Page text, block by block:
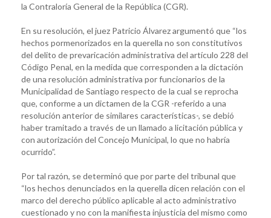
la Contraloría General de la República (CGR).
En su resolución, el juez Patricio Álvarez argumentó que “los
hechos pormenorizados en la querella no son constitutivos
del delito de prevaricación administrativa del artículo 228 del
Código Penal, en la medida que corresponden a la dictación
de una resolución administrativa por funcionarios de la
Municipalidad de Santiago respecto de la cual se reprocha
que, conforme a un dictamen de la CGR -referido a una
resolución anterior de similares características-, se debió
haber tramitado a través de un llamado a licitación pública y
con autorización del Concejo Municipal, lo que no habría
ocurrido”.
Por tal razón, se determinó que por parte del tribunal que
“los hechos denunciados en la querella dicen relación con el
marco del derecho público aplicable al acto administrativo
cuestionado y no con la manifiesta injusticia del mismo como